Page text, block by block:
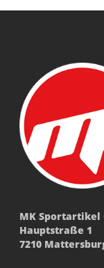
MK Sportartikel
Hauptstraße 1
7210